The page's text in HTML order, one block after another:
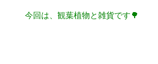
今回は、観葉植物と雑貨です🌳